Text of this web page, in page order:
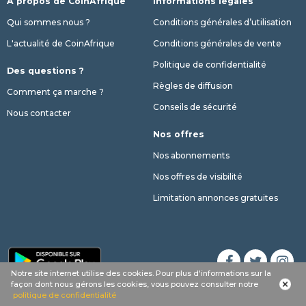
phone Appel Whatsapp SMS
Notre site internet utilise des cookies. Pour plus d'informations sur la
façon dont nous gérons les cookies, vous pouvez consulter notre
politique de confidentialité
Qui sommes nous ?
L'actualité de CoinAfrique
Des questions ?
Comment ça marche ?
Nous contacter
Conditions générales d’utilisation
Conditions générales de vente
Politique de confidentialité
Règles de diffusion
Conseils de sécurité
Nos offres
Nos abonnements
Nos offres de visibilité
Limitation annonces gratuites
© 2017 - 2026 Copyright CoinAfrique